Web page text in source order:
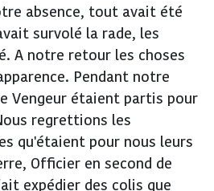
absence, tout avait été
survolé la rade, les
A notre retour les choses
Pendant notre
Vengeur étaient partis pour
regrettions les
qu'étaient pour nous leurs
Officier en second de
expédier des colis que